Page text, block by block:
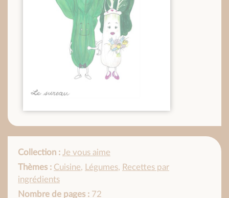
Collection : Je vous aime
Thèmes : Cuisine, Légumes, Recettes par
ingrédients
Nombre de pages : 72